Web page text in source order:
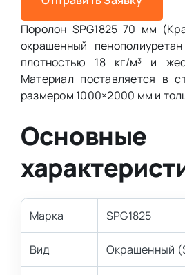
Поролон SPG1825 70 мм
окрашенный
плотностью 18 кг/м³ и
Материал поставляется в
размером 1000×2000 мм и
Основные
Марка SPG1825
Вид Окрашенный